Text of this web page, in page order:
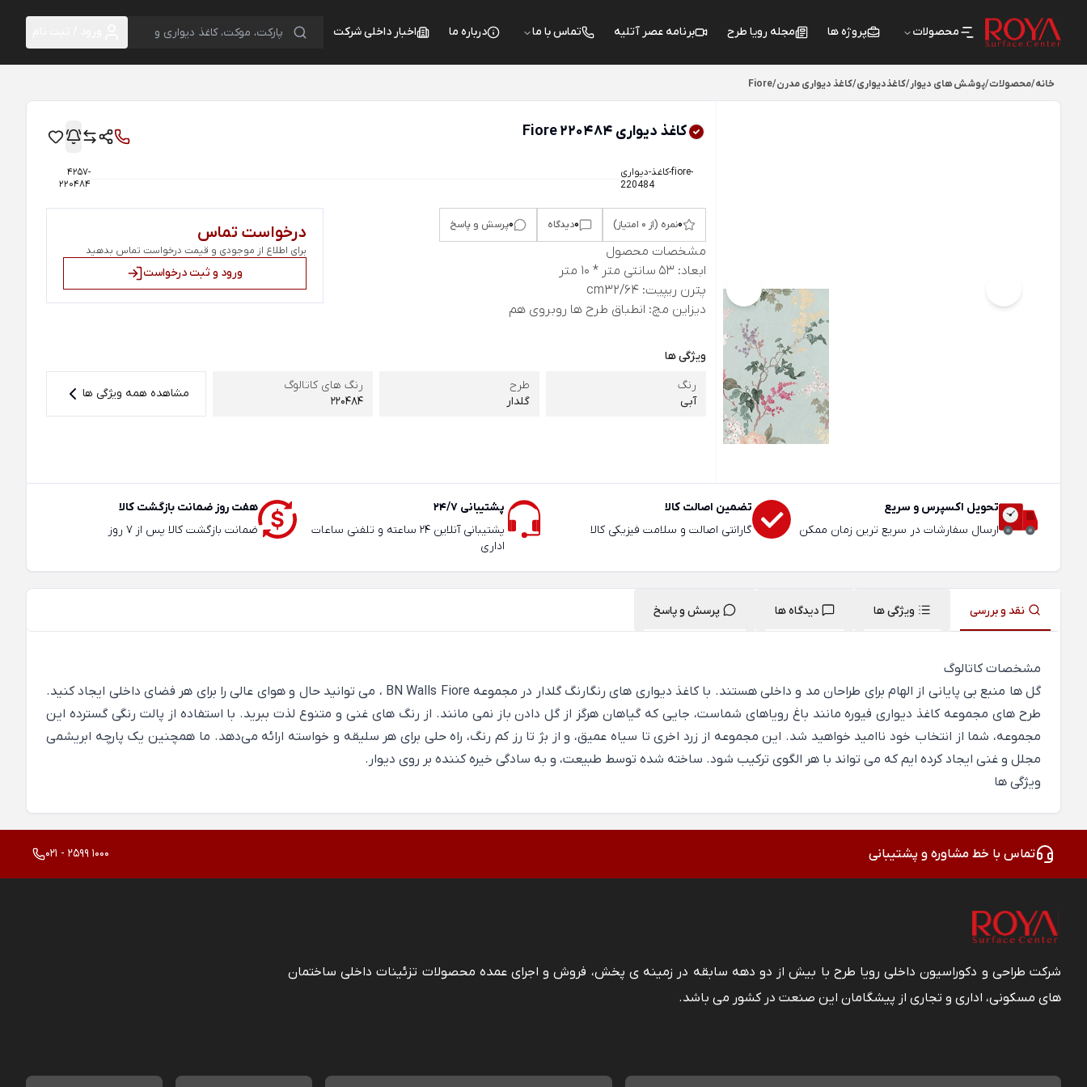
محصولات پروژه ها مجله رویا طرح برنامه عصر آتلیه تماس با ما درباره ما اخبار داخلی شرکت
خانه/محصولات/پوشش های دیوار/کاغذدیواری/کاغذ دیواری مدرن/
Fiore
کاغذ دیواری Fiore 220484
کاغذ-دیواری-fiore-
220484
4257-
220484
0نمره (از 0 امتیاز) 0دیدگاه 0پرسش و پاسخ
مشخصات محصول
ابعاد: 53 سانتی متر * 10 متر
پترن ریپیت: cm32/64
دیزاین مچ: انطباق طرح ها روبروی هم
درخواست تماس
برای اطلاع از موجودی و قیمت درخواست تماس بدهید
ورود و ثبت درخواست
ویژگی ها
رنگ
آبی
طرح
گلدار
رنگ های کاتالوگ
220484
مشاهده همه ویژگی ها
تحویل اکسپرس و سریع
ارسال سفارشات در سریع ترین زمان ممکن
تضمین اصالت کالا
گارانتی اصالت و سلامت فیزیکی کالا
پشتیبانی 24/7
پشتیبانی آنلاین 24 ساعته و تلفنی ساعات
اداری
هفت روز ضمانت بازگشت کالا
ضمانت بازگشت کالا پس از 7 روز
نقد و بررسی ویژگی ها دیدگاه ها پرسش و پاسخ
مشخصات کاتالوگ
گل ها منبع بی پایانی از الهام برای طراحان مد و داخلی هستند. با کاغذ دیواری های رنگارنگ گلدار در مجموعه BN Walls Fiore ، می توانید حال و هوای عالی را برای هر فضای داخلی ایجاد کنید.
طرح های مجموعه کاغذ دیواری فیوره مانند باغ رویاهای شماست، جایی که گیاهان هرگز از گل دادن باز نمی مانند. از رنگ های غنی و متنوع لذت ببرید. با استفاده از پالت رنگی گسترده این
مجموعه، شما از انتخاب خود ناامید خواهید شد. این مجموعه از زرد اخری تا سیاه عمیق، و از بژ تا رز کم رنگ، راه‌ حلی برای هر سلیقه و خواسته ارائه می‌دهد. ما همچنین یک پارچه ابریشمی
مجلل و غنی ایجاد کرده ایم که می تواند با هر الگوی ترکیب شود. ساخته شده توسط طبیعت، و به سادگی خیره کننده بر روی دیوار.
ویژگی ها
تماس با خط مشاوره و پشتیبانی 021 - 2599 1000
شرکت طراحی و دکوراسیون داخلی رویا طرح با بیش از دو دهه سابقه در زمینه ی پخش، فروش و اجرای عمده محصولات تزئینات داخلی ساختمان
های مسکونی، اداری و تجاری از پیشگامان این صنعت در کشور می باشد.